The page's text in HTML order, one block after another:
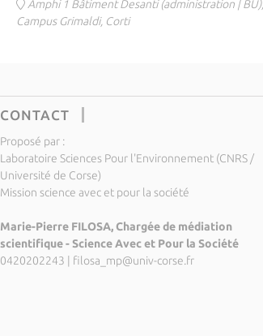
Amphi 1 Bâtiment Desanti (administration | BU),
Campus Grimaldi, Corti
CONTACT
Proposé par :
Laboratoire Sciences Pour l'Environnement (CNRS /
Université de Corse)
Mission science avec et pour la société
Marie-Pierre FILOSA, Chargée de médiation
scientifique - Science Avec et Pour la Société
0420202243
filosa_mp@univ-corse.fr